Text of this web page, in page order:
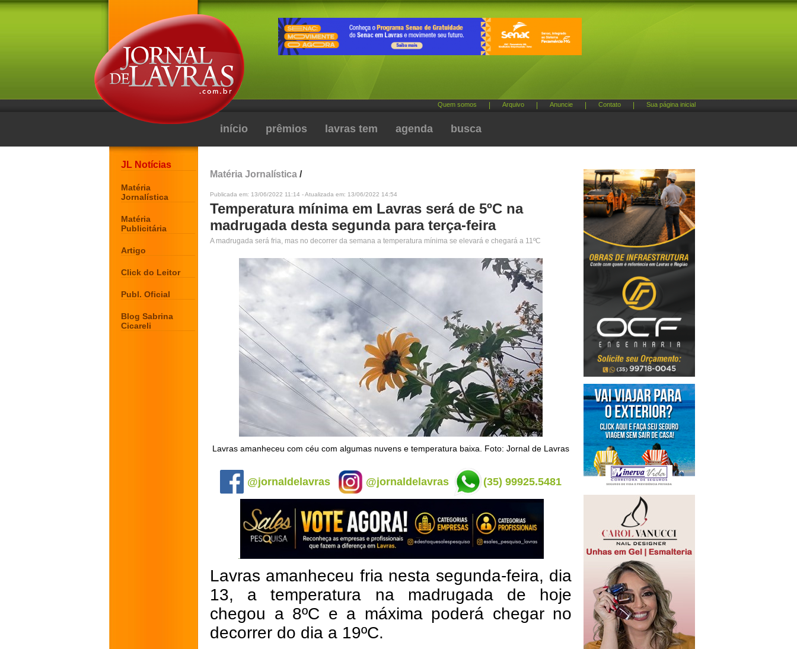
Quem somos Arquivo Anuncie Contato Sua página inicial
início prêmios lavras tem agenda busca
JL Notícias
Matéria
Jornalística
Matéria
Publicitária
Artigo
Click do Leitor
Publ. Oficial
Blog Sabrina
Cicareli
Matéria Jornalística /
Publicada em: 13/06/2022 11:14 - Atualizada em: 13/06/2022 14:54
Temperatura mínima em Lavras será de 5ºC na
madrugada desta segunda para terça-feira
A madrugada será fria, mas no decorrer da semana a temperatura mínima se elevará e chegará a 11ºC
Lavras amanheceu com céu com algumas nuvens e temperatura baixa. Foto: Jornal de Lavras
@jornaldelavras @jornaldelavras (35) 99925.5481
Lavras amanheceu fria nesta segunda-feira, dia
13, a temperatura na madrugada de hoje
chegou a 8ºC e a máxima poderá chegar no
decorrer do dia a 19ºC.